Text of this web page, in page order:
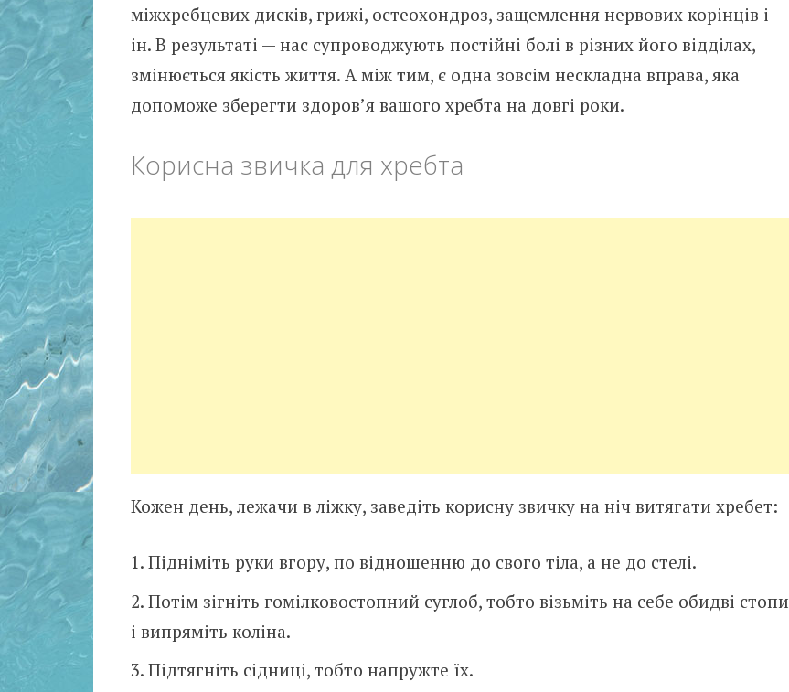
міжхребцевих дисків, грижі, остеохондроз, защемлення нервових корінців і
ін. В результаті — нас супроводжують постійні болі в різних його відділах,
змінюється якість життя. А між тим, є одна зовсім нескладна вправа, яка
допоможе зберегти здоров’я вашого хребта на довгі роки.
Корисна звичка для хребта
Кожен день, лежачи в ліжку, заведіть корисну звичку на ніч витягати хребет:
Підніміть руки вгору, по відношенню до свого тіла, а не до стелі.
Потім зігніть гомілковостопний суглоб, тобто візьміть на себе обидві стопи
і випряміть коліна.
Підтягніть сідниці, тобто напружте їх.